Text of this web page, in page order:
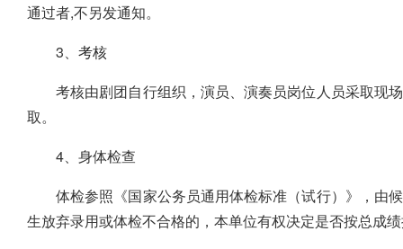
通过者,不另发通知。
3、 考核
考核由剧团自行组织，演员、演奏员岗位人员采取现
取。
4、身体检查
体检参照《国家公务员通用体检标准（试行）》，由
生放弃录用或体检不合格的，本单位有权决定是否按总成